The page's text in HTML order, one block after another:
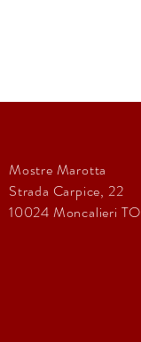
Mostre Marotta
Strada Carpice, 22
10024 Moncalieri TO